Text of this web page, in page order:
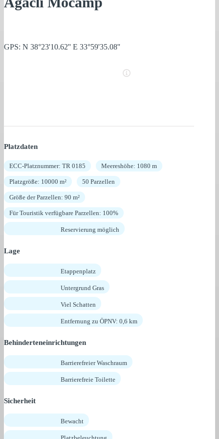
GPS: N 38°23'10.62'' E 33°59'35.08''
Platzdaten
ECC-Platznummer: TR 0185 Meereshöhe: 1080 m
Platzgröße: 10000 m² 50 Parzellen
Größe der Parzellen: 90 m²
Für Touristik verfügbare Parzellen: 100%
Reservierung möglich
Lage
Etappenplatz
Untergrund Gras
Viel Schatten
Entfernung zu ÖPNV: 0,6 km
Behinderteneinrichtungen
Barrierefreier Waschraum
Barrierefreie Toilette
Sicherheit
Bewacht